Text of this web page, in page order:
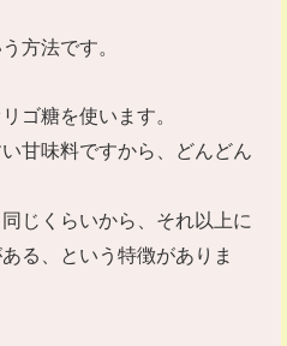
方法です。
ゴ糖を使います。
甘味料ですから、どんどん
じくらいから、それ以上に
る、という特徴がありま